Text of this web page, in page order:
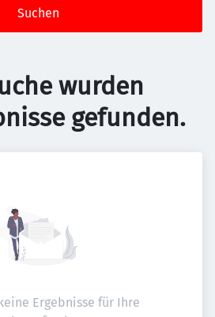
Suchen
wurden
gefunden.
Ergebnisse für Ihre